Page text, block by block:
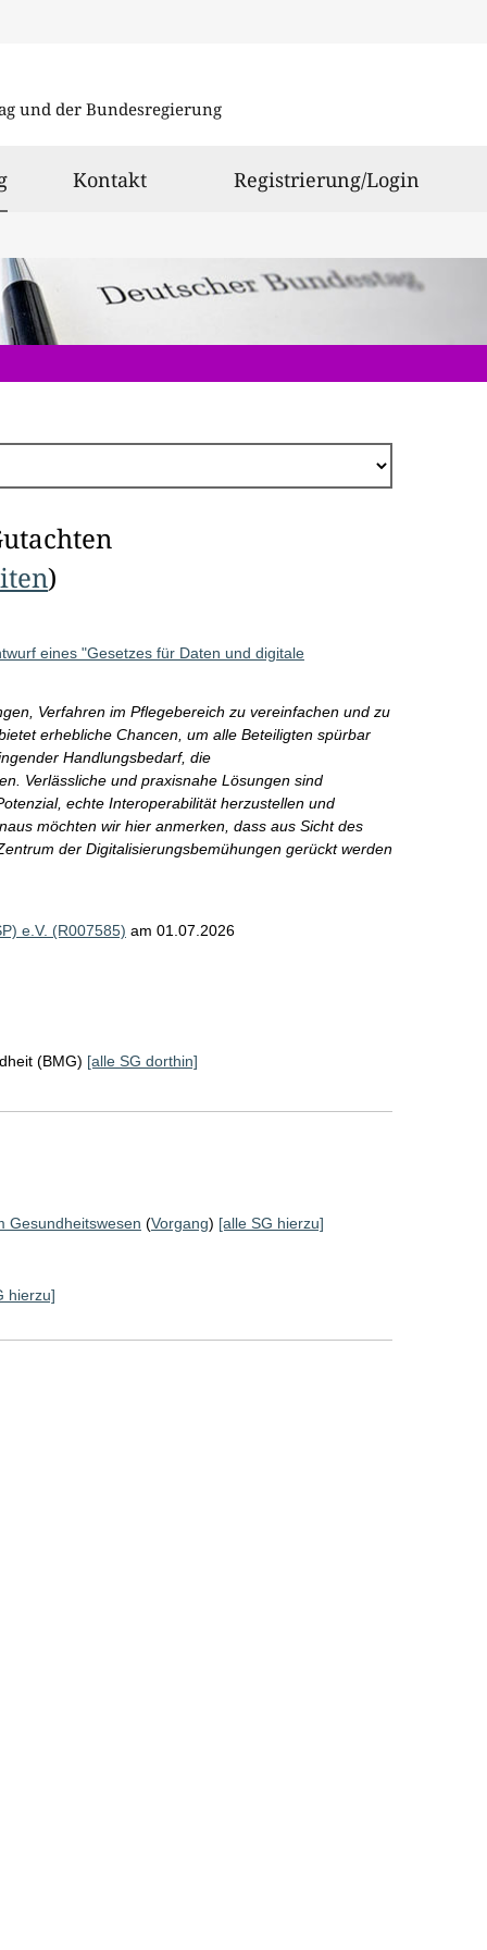
und der Bundesregierung
ausgewählt
Kontakt Registrierung/Login
)
eines "Gesetzes für Daten und digitale
Verfahren im Pflegebereich zu vereinfachen und zu
erhebliche Chancen, um alle Beteiligten spürbar
Handlungsbedarf, die
Verlässliche und praxisnahe Lösungen sind
echte Interoperabilität herzustellen und
möchten wir hier anmerken, dass aus Sicht des
der Digitalisierungsbemühungen gerückt werden
e.V. (R007585) am 01.07.2026
(BMG) [alle SG dorthin]
Gesundheitswesen (Vorgang) [alle SG hierzu]
hierzu]